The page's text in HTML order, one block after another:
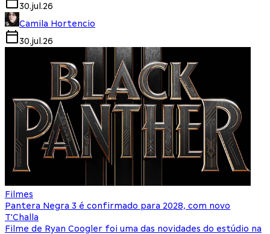
30.jul.26
Camila Hortencio
30.jul.26
Filmes
Pantera Negra 3 é confirmado para 2028, com novo
T'Challa
Filme de Ryan Coogler foi uma das novidades do estúdio na